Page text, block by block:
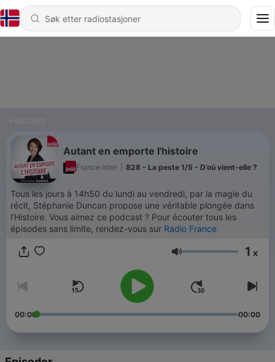
Autant en emporte l'histoire
France Inter 828 - La peste 1/5 - D’où vient-elle ?
Tous les jours à 14h50 du lundi au vendredi, par la magie du
récit, Stéphanie Duncan propose une véritable plongée dans
l’Histoire. Vous aimez ce podcast ? Pour écouter tous les
épisodes sans limite, rendez-vous sur Radio France
Volum 1 x
00:00 00:00